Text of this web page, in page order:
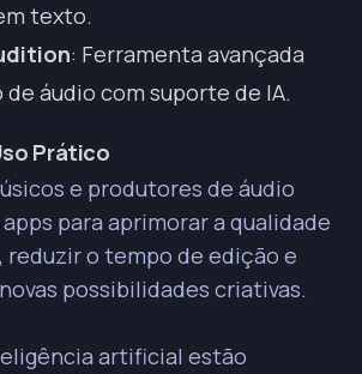
texto.
: Ferramenta avançada
áudio com suporte de IA.
Prático
e produtores de áudio
para aprimorar a qualidade
reduzir o tempo de edição e
possibilidades criativas.
artificial estão